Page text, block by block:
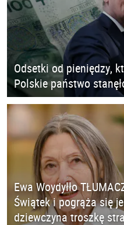
Odsetki od pieniędzy,
Polskie państwo
Ewa Woydyłło
Świątek i pogrąża się
dziewczyna troszkę